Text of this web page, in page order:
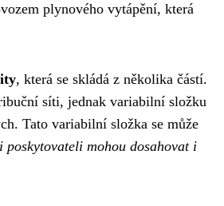
plynového vytápění, která
, která se skládá z několika částí.
síti, jednak variabilní složku
Tato variabilní složka se může
mohou dosahovat i